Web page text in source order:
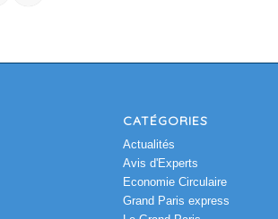
CATÉGORIES
Actualités
Avis d'Experts
Economie Circulaire
Grand Paris express